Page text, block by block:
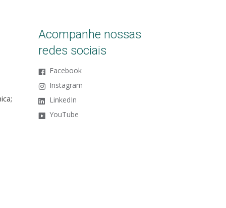
Acompanhe nossas
redes sociais
Facebook
Instagram
LinkedIn
YouTube